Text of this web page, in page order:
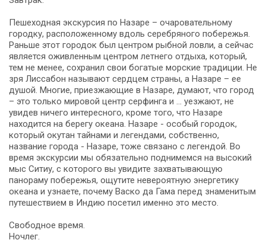
Пешеходная экскурсия по Назаре – очаровательному
городку, расположенному вдоль серебряного побережья.
Раньше этот городок был центром рыбной ловли, а сейчас
является оживленным центром летнего отдыха, который,
тем не менее, сохранил свои богатые морские традиции. Не
зря Лиссабон называют сердцем страны, а Назаре – ее
душой. Многие, приезжающие в Назаре, думают, что город
– это только мировой центр серфинга и … уезжают, не
увидев ничего интересного, кроме того, что Назаре
находится на берегу океана. Назаре - особый городок,
который окутан тайнами и легендами, собственно,
название города - Назаре, тоже связано с легендой. Во
время экскурсии мы обязательно поднимемся на высокий
мыс Ситиу, с которого вы увидите захватывающую
панораму побережья, ощутите невероятную энергетику
океана и узнаете, почему Васко да Гама перед знаменитым
путешествием в Индию посетил именно это место.
Свободное время.
Ночлег.